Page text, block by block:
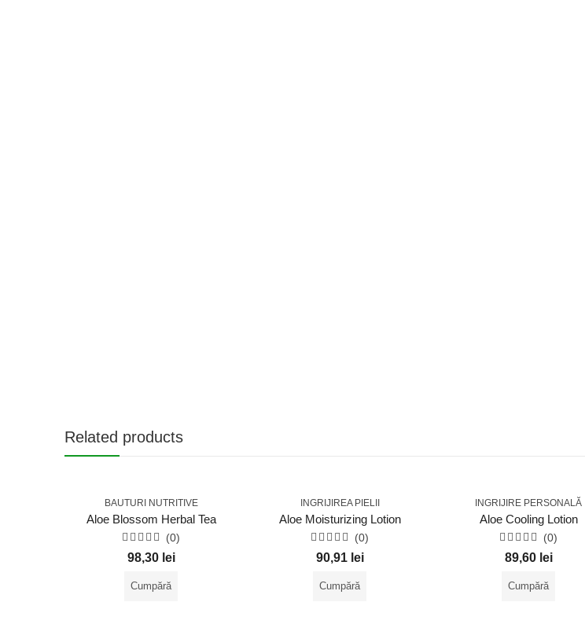
Related products
BAUTURI NUTRITIVE
Aloe Blossom Herbal Tea
Evaluat
la
din
(0)
98,30 lei
Cumpără
INGRIJIREA PIELII
Aloe Moisturizing Lotion
Evaluat
la
din
(0)
90,91 lei
Cumpără
INGRIJIRE PERSONALĂ
Aloe Cooling Lotion
Evaluat
la
din
(0)
89,60 lei
Cumpără